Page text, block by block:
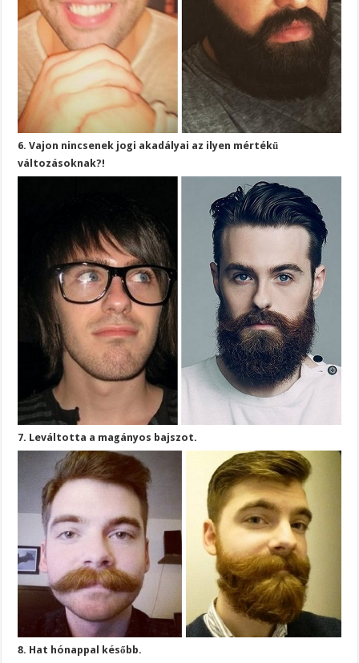
6. Vajon nincsenek jogi akadályai az ilyen mértékű
változásoknak?!
7. Leváltotta a magányos bajszot.
8. Hat hónappal később.